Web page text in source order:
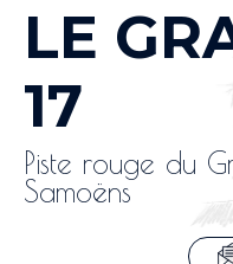
LE
17
Piste rouge du
Samoëns